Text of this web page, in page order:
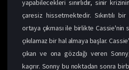
yapabilecekleri sınırlıdır, sinir
çaresiz hissetmektedir. Sıkıntılı
ortaya çıkması ile birlikte Cassie'nin
çıkılamaz bir hal almaya başlar.
çıkan ve ona gözdağı veren
kaçırır. Sonny bu noktadan sonra